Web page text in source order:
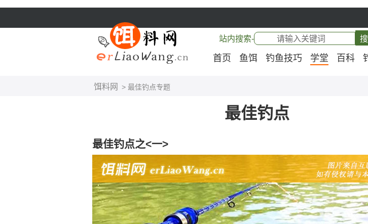
站内搜索-
首页 鱼饵 钓鱼技巧 学堂 百科
饵料网 > 最佳钓点专题
最佳钓点
最佳钓点之<一>